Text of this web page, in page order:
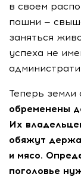
в своем
пашни —
заняться
успеха не
Теперь
обременены
Их
обяжут
и мясо.
поголовье